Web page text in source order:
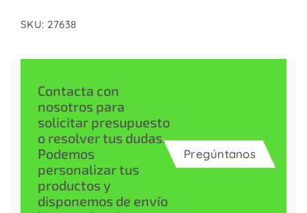
SKU: 27638
Contacta con
nosotros para
solicitar presupuesto
o resolver tus dudas.
Podemos
personalizar tus
productos y
disponemos de envío
Pregúntanos